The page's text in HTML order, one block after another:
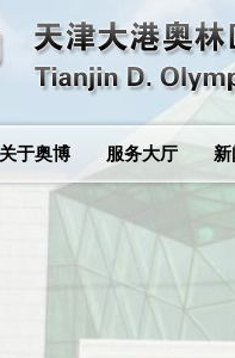
关于奥博 服务大厅 新